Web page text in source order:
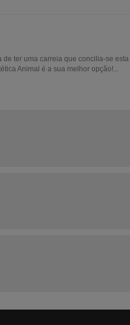
de ter uma carreia que concilia-se esta
Animal é a sua melhor opção!...